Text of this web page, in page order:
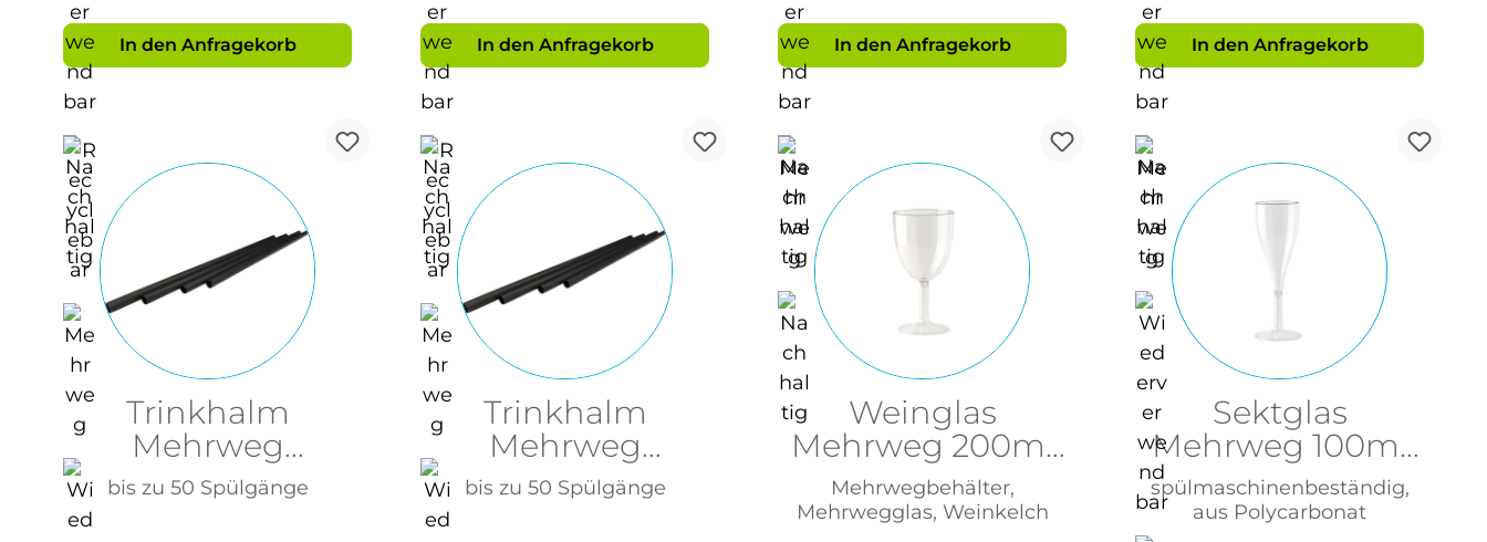
In den Anfragekorb In den Anfragekorb In den Anfragekorb In den Anfragekorb
Trinkhalm
Mehrweg
7x220mm
Schwarz BPA Frei
bis zu 50 Spülgänge
Trinkhalm
Mehrweg
7x150mm
Schwarz BPA Frei
bis zu 50 Spülgänge
Weinglas
Mehrweg 200ml
mit Eichstrich
Brillantklar
Mehrwegbehälter,
Mehrwegglas, Weinkelch
Sektglas
Mehrweg 100ml
mit Eichstrich
Brillantklar
spülmaschinenbeständig,
aus Polycarbonat